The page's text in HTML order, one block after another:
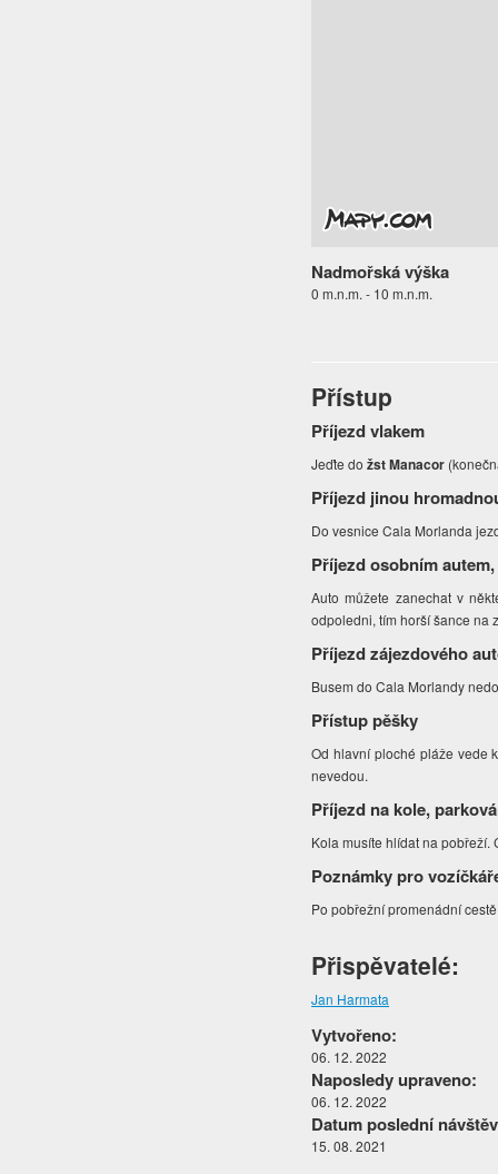
Nadmořská výška
0 m.n.m. - 10 m.n.m.
Přístup
Příjezd vlakem
Jeďte dožst Manacor
Příjezd jinou
Do vesnice Cala Morlanda
Příjezd osobním
Auto můžete zanechat v
odpoledni, tím horší šance na
Příjezd zájezdového
Busem do Cala Morlandy
Přístup pěšky
Od hlavní ploché pláže vede
nevedou.
Příjezd na kole,
Kola musíte hlídat na
Poznámky pro
Po pobřežní promenádní
Přispěvatelé:
Jan Harmata
Vytvořeno:
06. 12. 2022
Naposledy upraveno:
06. 12. 2022
Datum poslední
15. 08. 2021